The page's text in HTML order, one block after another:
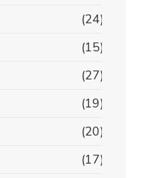
(24)
(15)
(27)
(19)
(20)
(17)